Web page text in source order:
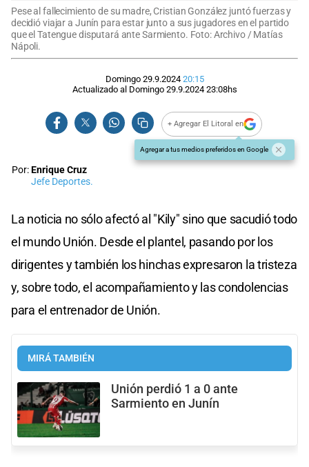
Pese al fallecimiento de su madre, Cristian González juntó fuerzas y
decidió viajar a Junín para estar junto a sus jugadores en el partido
que el Tatengue disputará ante Sarmiento. Foto: Archivo / Matías
Nápoli.
Domingo 29.9.2024 20:15
Actualizado al Domingo 29.9.2024 23:08hs
+ Agregar El Litoral en
Agregar a tus medios preferidos en Google
Por:Enrique Cruz
Jefe Deportes.
La noticia no sólo afectó al "Kily" sino que sacudió todo
el mundo Unión. Desde el plantel, pasando por los
dirigentes y también los hinchas expresaron la tristeza
y, sobre todo, el acompañamiento y las condolencias
para el entrenador de Unión.
MIRÁ TAMBIÉN
Unión perdió 1 a 0 ante
Sarmiento en Junín